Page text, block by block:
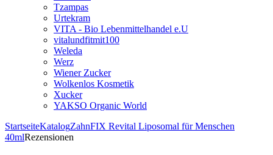
Tzampas
Urtekram
VITA - Bio Lebenmittelhandel e.U
vitalundfitmit100
Weleda
Werz
Wiener Zucker
Wolkenlos Kosmetik
Xucker
YAKSO Organic World
StartseiteKatalogZahnFIX Revital Liposomal für Menschen
40mlRezensionen